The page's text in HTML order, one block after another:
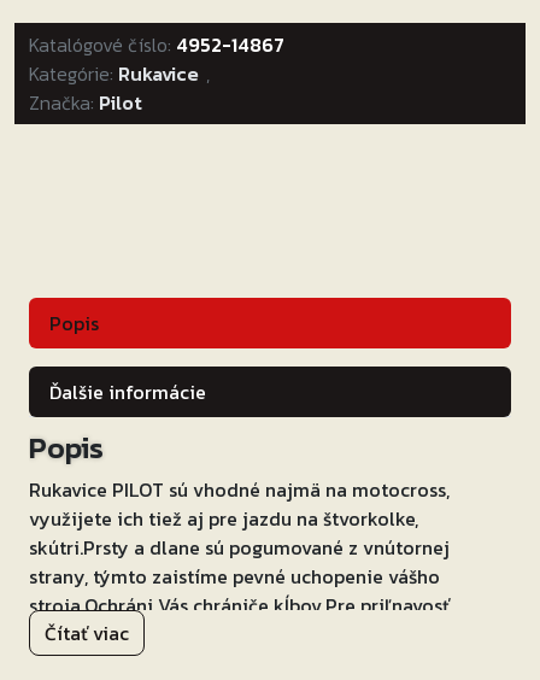
na
moto
Pilot
čierne
Veľkosť:
Katalógové číslo: 4952-14867
Kategórie: Rukavice ,
Značka: Pilot
Popis
Ďalšie informácie
Popis
Rukavice PILOT sú vhodné najmä na motocross,
využijete ich tiež aj pre jazdu na štvorkolke,
skútri.Prsty a dlane sú pogumované z vnútornej
strany, týmto zaistíme pevné uchopenie vášho
stroja.Ochráni Vás chrániče kĺbov.Pre priľnavosť
rukavíc k ruke sú všité na zápästie pásky na suchý
zips.Pružné panely Lycry medzi prstami.Rukavice sú
Čítať viac